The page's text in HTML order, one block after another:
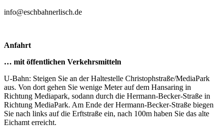
info@eschbahnerlisch.de
Anfahrt
… mit öffentlichen Verkehrsmitteln
U-Bahn: Steigen Sie an der Haltestelle Christophstraße/MediaPark
aus. Von dort gehen Sie wenige Meter auf dem Hansaring in
Richtung Mediapark, sodann durch die Hermann-Becker-Straße in
Richtung MediaPark. Am Ende der Hermann-Becker-Straße biegen
Sie nach links auf die Erftstraße ein, nach 100m haben Sie das alte
Eichamt erreicht.